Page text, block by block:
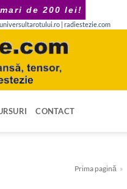
de 200 lei!
universultarotului.ro |radiestezie.com
CONTACT
Prima pagină »